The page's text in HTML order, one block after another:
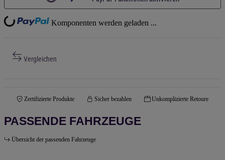
Loading...
Loading... Komponenten werden geladen ...
Vergleichen
Zertifizierte Produkte Sicher bezahlen Unkomplizierte Retoure
PASSENDE FAHRZEUGE
Übersicht der passenden Fahrzeuge